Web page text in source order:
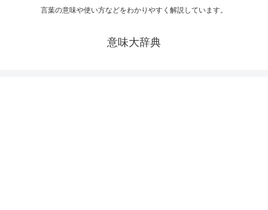
言葉の意味や使い方などをわかりやすく解説しています。
意味大辞典